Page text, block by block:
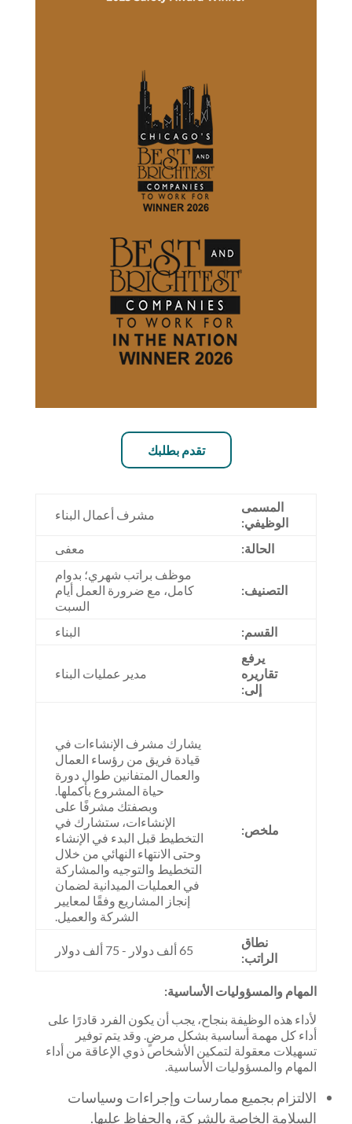
تقدم بطلبك
المسمى
الوظيفي:
مشرف أعمال البناء
الحالة: معفى
التصنيف:
موظف براتب شهري؛ بدوام
كامل، مع ضرورة العمل أيام
السبت
القسم:
البناء
يرفع
تقاريره
إلى:
مدير عمليات البناء
ملخص:
يشارك مشرف الإنشاءات في
قيادة فريق من رؤساء العمال
والعمال المتفانين طوال دورة
حياة المشروع بأكملها.
وبصفتك مشرفًا على
الإنشاءات، ستشارك في
التخطيط قبل البدء في الإنشاء
وحتى الانتهاء النهائي من خلال
التخطيط والتوجيه والمشاركة
في العمليات الميدانية لضمان
إنجاز المشاريع وفقًا لمعايير
الشركة والعميل.
نطاق
الراتب:
65 ألف دولار - 75 ألف دولار
المهام والمسؤوليات الأساسية:
لأداء هذه الوظيفة بنجاح، يجب أن يكون الفرد قادرًا على
أداء كل مهمة أساسية بشكل مرضٍ. وقد يتم توفير
تسهيلات معقولة لتمكين الأشخاص ذوي الإعاقة من أداء
المهام والمسؤوليات الأساسية.
الالتزام بجميع ممارسات وإجراءات وسياسات
السلامة الخاصة بالشركة، والحفاظ عليها.